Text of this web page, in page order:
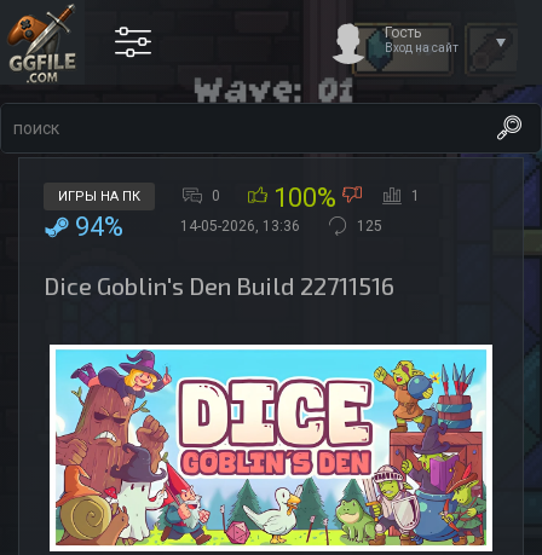
Гость
Вход на сайт
ИГРЫ НА ПК 0 100% 1
94% 14-05-2026, 13:36 125
Dice Goblin's Den Build 22711516